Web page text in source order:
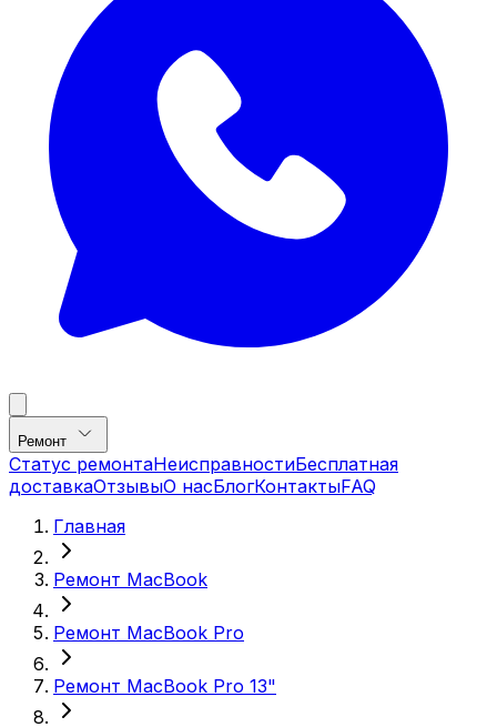
Ремонт
Статус ремонтаНеисправностиБесплатная
доставкаОтзывыО насБлогКонтактыFAQ
Главная
Ремонт MacBook
Ремонт MacBook Pro
Ремонт MacBook Pro 13"